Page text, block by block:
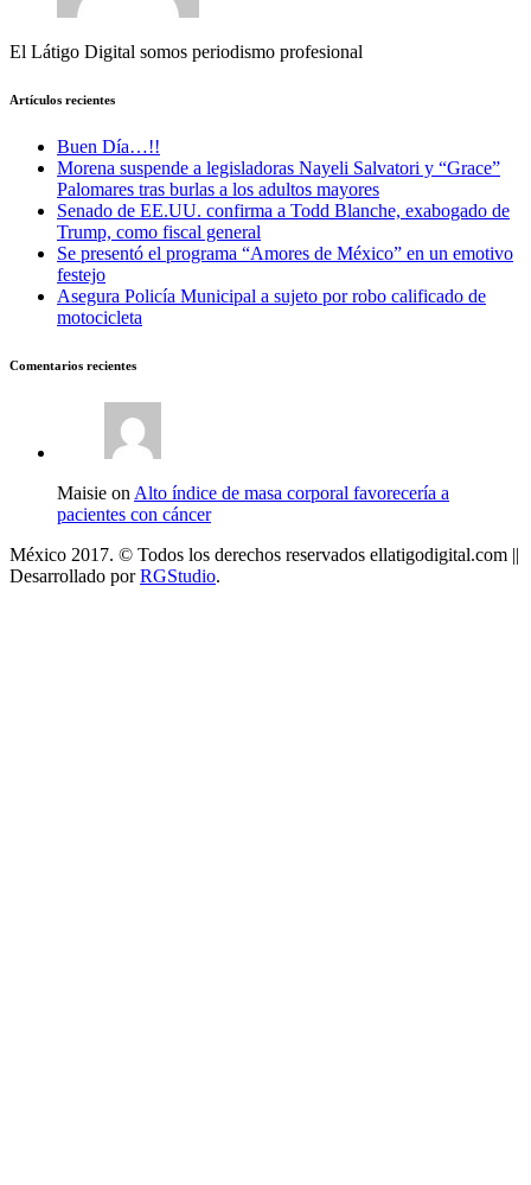
El Látigo Digital somos periodismo profesional
Artículos recientes
Buen Día…!!
Morena suspende a legisladoras Nayeli Salvatori y “Grace”
Palomares tras burlas a los adultos mayores
Senado de EE.UU. confirma a Todd Blanche, exabogado de
Trump, como fiscal general
Se presentó el programa “Amores de México” en un emotivo
festejo
Asegura Policía Municipal a sujeto por robo calificado de
motocicleta
Comentarios recientes
Maisie on Alto índice de masa corporal favorecería a
pacientes con cáncer
México 2017. © Todos los derechos reservados ellatigodigital.com ||
Desarrollado porRGStudio.